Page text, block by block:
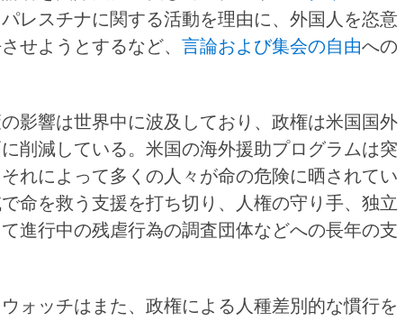
レスチナに関する活動を理由に、外国人を恣意
せようとするなど、 言論および集会の自由への
影響は世界中に波及しており、政権は米国国外
削減している。米国の海外援助プログラムは突
れによって多くの人々が命の危険に晒されてい
命を救う支援を打ち切り、人権の守り手、独立
進行中の残虐行為の調査団体などへの長年の支
ォッチはまた、政権による人種差別的な慣行を